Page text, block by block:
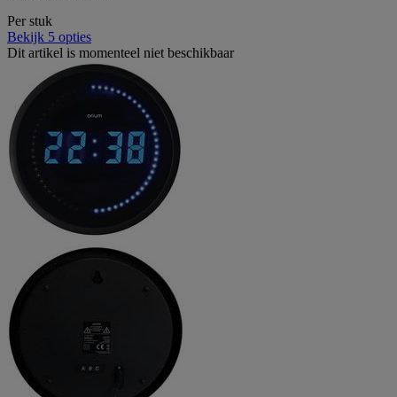
Per stuk
Bekijk 5 opties
Dit artikel is momenteel niet beschikbaar